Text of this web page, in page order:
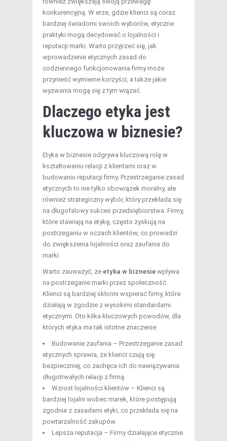
konkurencyjną. W erze, gdzie klienci są coraz
bardziej świadomi swoich wyborów, etyczne
praktyki mogą decydować o lojalności i
reputacji marki. Warto przyjrzeć się, jak
wprowadzenie etycznych zasad do
codziennego funkcjonowania firmy może
przynieść wymierne korzyści, a także jakie
wyzwania mogą się z tym wiązać.
Dlaczego etyka jest
kluczowa w biznesie?
Etyka w biznesie odgrywa kluczową rolę w
kształtowaniu relacji z klientami oraz w
budowaniu reputacji firmy. Przestrzeganie zasad
etycznych to nie tylko obowiązek moralny, ale
również strategiczny wybór, który przekłada się
na długofalowy sukces przedsiębiorstwa. Firmy,
które stawiają na etykę, często zyskują na
postrzeganiu w oczach klientów, co prowadzi
do zwiększenia lojalności oraz zaufania do
marki.
Warto zauważyć, że etyka w biznesie wpływa
na postrzeganie marki przez społeczność.
Klienci są bardziej skłonni wspierać firmy, które
działają w zgodzie z wysokimi standardami
etycznymi. Oto kilka kluczowych powodów, dla
których etyka ma tak istotne znaczenie:
Budowanie zaufania – Przestrzeganie zasad
etycznych sprawia, że klienci czują się
bezpieczniej, co zachęca ich do nawiązywania
długotrwałych relacji z firmą.
Wzrost lojalności klientów – Klienci są
bardziej lojalni wobec marek, które postępują
zgodnie z zasadami etyki, co przekłada się na
powtarzalność zakupów.
Lepsza reputacja – Firmy działające etycznie